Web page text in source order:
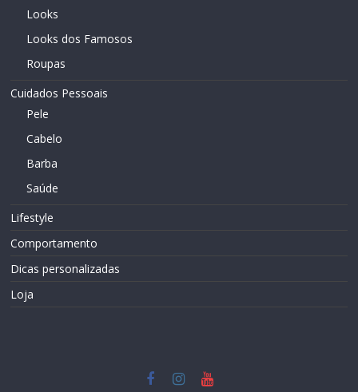
Looks
Looks dos Famosos
Roupas
Cuidados Pessoais
Pele
Cabelo
Barba
Saúde
Lifestyle
Comportamento
Dicas personalizadas
Loja